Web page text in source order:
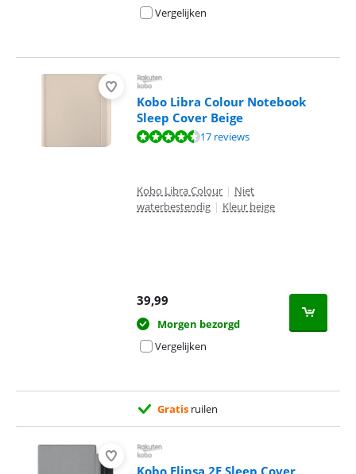
Vergelijken
Kobo Libra Colour Notebook
Sleep Cover Beige
Beoordeling is 8,8 van de 10, gebaseerd op 17 reviews.
17 reviews
Kobo Libra Colour | Niet
waterbestendig | Kleur beige
39,99
Morgen bezorgd
Vergelijken
Gratis ruilen
Kobo Elipsa 2E Sleep Cover